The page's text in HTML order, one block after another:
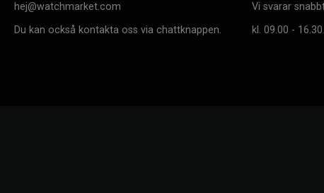
hej@watchmarket.com
Du kan också kontakta oss via chattknappen.
Vi svarar
kl. 09.00 - 16.30.